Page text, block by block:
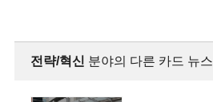
전략/혁신 분야의 다른 카드 뉴스